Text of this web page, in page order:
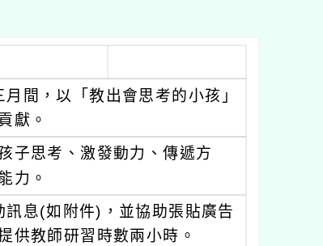
間，以「教出會思考的小孩」
獻。
子思考、激發動力、傳遞方
力。
息(如附件)，並協助張貼廣告
供教師研習時數兩小時。